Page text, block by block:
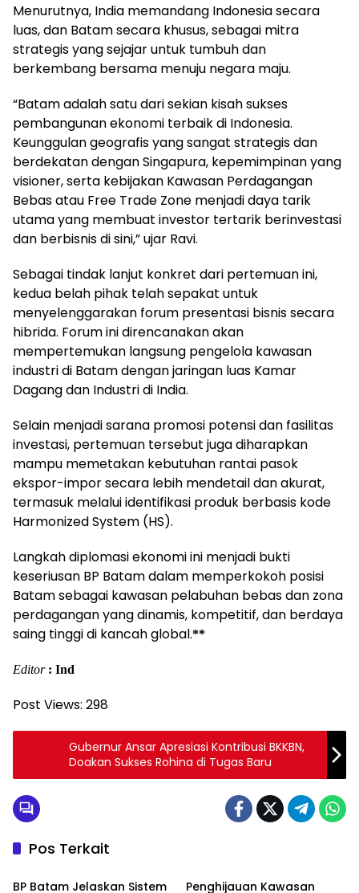
Menurutnya, India memandang Indonesia secara
luas, dan Batam secara khusus, sebagai mitra
strategis yang sejajar untuk tumbuh dan
berkembang bersama menuju negara maju.
“Batam adalah satu dari sekian kisah sukses
pembangunan ekonomi terbaik di Indonesia.
Keunggulan geografis yang sangat strategis dan
berdekatan dengan Singapura, kepemimpinan yang
visioner, serta kebijakan Kawasan Perdagangan
Bebas atau Free Trade Zone menjadi daya tarik
utama yang membuat investor tertarik berinvestasi
dan berbisnis di sini,” ujar Ravi.
Sebagai tindak lanjut konkret dari pertemuan ini,
kedua belah pihak telah sepakat untuk
menyelenggarakan forum presentasi bisnis secara
hibrida. Forum ini direncanakan akan
mempertemukan langsung pengelola kawasan
industri di Batam dengan jaringan luas Kamar
Dagang dan Industri di India.
Selain menjadi sarana promosi potensi dan fasilitas
investasi, pertemuan tersebut juga diharapkan
mampu memetakan kebutuhan rantai pasok
ekspor-impor secara lebih mendetail dan akurat,
termasuk melalui identifikasi produk berbasis kode
Harmonized System (HS).
Langkah diplomasi ekonomi ini menjadi bukti
keseriusan BP Batam dalam memperkokoh posisi
Batam sebagai kawasan pelabuhan bebas dan zona
perdagangan yang dinamis, kompetitif, dan berdaya
saing tinggi di kancah global.**
Editor : Ind
Post Views: 298
Gubernur Ansar Apresiasi Kontribusi BKKBN,
Doakan Sukses Rohina di Tugas Baru
Pos Terkait
Batam
BP Batam Jelaskan Sistem Penghijauan Kawasan